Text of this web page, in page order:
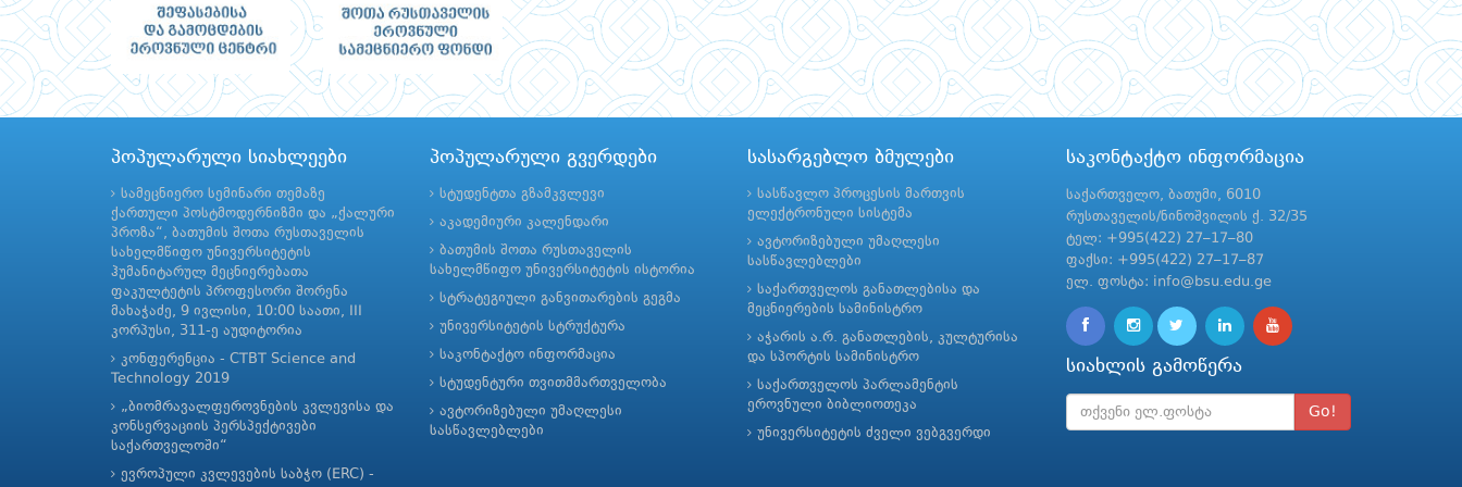
პოპულარული სიახლეები
სამეცნიერო სემინარი თემაზე
ქართული პოსტმოდერნიზმი და „ქალური
პროზა“, ბათუმის შოთა რუსთაველის
სახელმწიფო უნივერსიტეტის
ჰუმანიტარულ მეცნიერებათა
ფაკულტეტის პროფესორი შორენა
მახაჭაძე, 9 ივლისი, 10:00 საათი, III
კორპუსი, 311-ე აუდიტორია
კონფერენცია - CTBT Science and
Technology 2019
„ბიომრავალფეროვნების კვლევისა და
კონსერვაციის პერსპექტივები
საქართველოში“
ევროპული კვლევების საბჭო (ERC) -
პოპულარული გვერდები
სტუდენტთა გზამკვლევი
აკადემიური კალენდარი
ბათუმის შოთა რუსთაველის
სახელმწიფო უნივერსიტეტის ისტორია
სტრატეგიული განვითარების გეგმა
უნივერსიტეტის სტრუქტურა
საკონტაქტო ინფორმაცია
სტუდენტური თვითმმართველობა
ავტორიზებული უმაღლესი
სასწავლებლები
სასარგებლო ბმულები
სასწავლო პროცესის მართვის
ელექტრონული სისტემა
ავტორიზებული უმაღლესი
სასწავლებლები
საქართველოს განათლებისა და
მეცნიერების სამინისტრო
აჭარის ა.რ. განათლების, კულტურისა
და სპორტის სამინისტრო
საქართველოს პარლამენტის
ეროვნული ბიბლიოთეკა
უნივერსიტეტის ძველი ვებგვერდი
საკონტაქტო ინფორმაცია
საქართველო, ბათუმი, 6010
რუსთაველის/ნინოშვილის ქ. 32/35
ტელ: +995(422) 27–17–80
ფაქსი: +995(422) 27–17–87
ელ. ფოსტა: info@bsu.edu.ge
სიახლის გამოწერა
Go!